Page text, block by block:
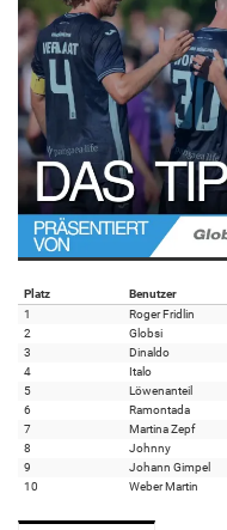
Platz Benutzer
1
Roger Fridlin
2
Globsi
3
Dinaldo
4
Italo
5
Löwenanteil
6
Ramontada
7
Martina Zepf
8
Johnny
9
Johann Gimpel
10
Weber Martin